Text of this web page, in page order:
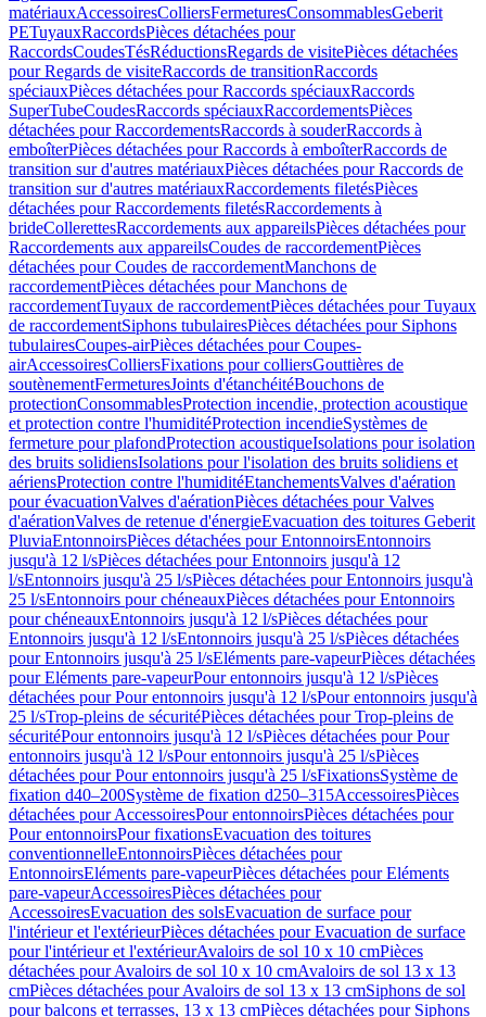
matériauxAccessoiresColliersFermeturesConsommablesGeberit
PETuyauxRaccordsPièces détachées pour
RaccordsCoudesTésRéductionsRegards de visitePièces détachées
pour Regards de visiteRaccords de transitionRaccords
spéciauxPièces détachées pour Raccords spéciauxRaccords
SuperTubeCoudesRaccords spéciauxRaccordementsPièces
détachées pour RaccordementsRaccords à souderRaccords à
emboîterPièces détachées pour Raccords à emboîterRaccords de
transition sur d'autres matériauxPièces détachées pour Raccords de
transition sur d'autres matériauxRaccordements filetésPièces
détachées pour Raccordements filetésRaccordements à
brideCollerettesRaccordements aux appareilsPièces détachées pour
Raccordements aux appareilsCoudes de raccordementPièces
détachées pour Coudes de raccordementManchons de
raccordementPièces détachées pour Manchons de
raccordementTuyaux de raccordementPièces détachées pour Tuyaux
de raccordementSiphons tubulairesPièces détachées pour Siphons
tubulairesCoupes-airPièces détachées pour Coupes-
airAccessoiresColliersFixations pour colliersGouttières de
soutènementFermeturesJoints d'étanchéitéBouchons de
protectionConsommablesProtection incendie, protection acoustique
et protection contre l'humiditéProtection incendieSystèmes de
fermeture pour plafondProtection acoustiqueIsolations pour isolation
des bruits solidiensIsolations pour l'isolation des bruits solidiens et
aériensProtection contre l'humiditéEtanchementsValves d'aération
pour évacuationValves d'aérationPièces détachées pour Valves
d'aérationValves de retenue d'énergieEvacuation des toitures Geberit
PluviaEntonnoirsPièces détachées pour EntonnoirsEntonnoirs
jusqu'à 12 l/sPièces détachées pour Entonnoirs jusqu'à 12
l/sEntonnoirs jusqu'à 25 l/sPièces détachées pour Entonnoirs jusqu'à
25 l/sEntonnoirs pour chéneauxPièces détachées pour Entonnoirs
pour chéneauxEntonnoirs jusqu'à 12 l/sPièces détachées pour
Entonnoirs jusqu'à 12 l/sEntonnoirs jusqu'à 25 l/sPièces détachées
pour Entonnoirs jusqu'à 25 l/sEléments pare-vapeurPièces détachées
pour Eléments pare-vapeurPour entonnoirs jusqu'à 12 l/sPièces
détachées pour Pour entonnoirs jusqu'à 12 l/sPour entonnoirs jusqu'à
25 l/sTrop-pleins de sécuritéPièces détachées pour Trop-pleins de
sécuritéPour entonnoirs jusqu'à 12 l/sPièces détachées pour Pour
entonnoirs jusqu'à 12 l/sPour entonnoirs jusqu'à 25 l/sPièces
détachées pour Pour entonnoirs jusqu'à 25 l/sFixationsSystème de
fixation d40–200Système de fixation d250–315AccessoiresPièces
détachées pour AccessoiresPour entonnoirsPièces détachées pour
Pour entonnoirsPour fixationsEvacuation des toitures
conventionnelleEntonnoirsPièces détachées pour
EntonnoirsEléments pare-vapeurPièces détachées pour Eléments
pare-vapeurAccessoiresPièces détachées pour
AccessoiresEvacuation des solsEvacuation de surface pour
l'intérieur et l'extérieurPièces détachées pour Evacuation de surface
pour l'intérieur et l'extérieurAvaloirs de sol 10 x 10 cmPièces
détachées pour Avaloirs de sol 10 x 10 cmAvaloirs de sol 13 x 13
cmPièces détachées pour Avaloirs de sol 13 x 13 cmSiphons de sol
pour balcons et terrasses, 13 x 13 cmPièces détachées pour Siphons